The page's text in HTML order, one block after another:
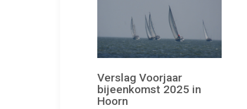
Verslag Voorjaar
bijeenkomst 2025 in
Hoorn